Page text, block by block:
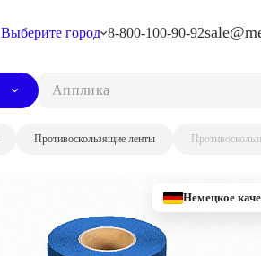
Выберите город 8-800-100-90-92
Аппликатор д
Противоскользящие ленты
Немецкое